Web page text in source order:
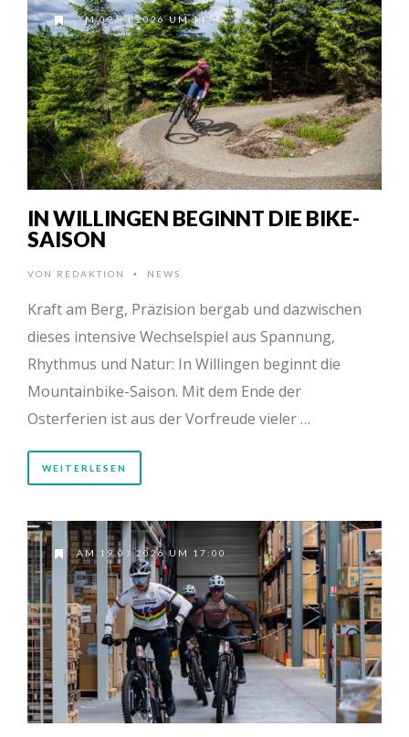
AM 09.04.2026 UM 11:06
IN WILLINGEN BEGINNT DIE BIKE-
SAISON
VON REDAKTION • NEWS
Kraft am Berg, Präzision bergab und dazwischen
dieses intensive Wechselspiel aus Spannung,
Rhythmus und Natur: In Willingen beginnt die
Mountainbike-Saison. Mit dem Ende der
Osterferien ist aus der Vorfreude vieler …
WEITERLESEN
AM 19.03.2026 UM 17:00